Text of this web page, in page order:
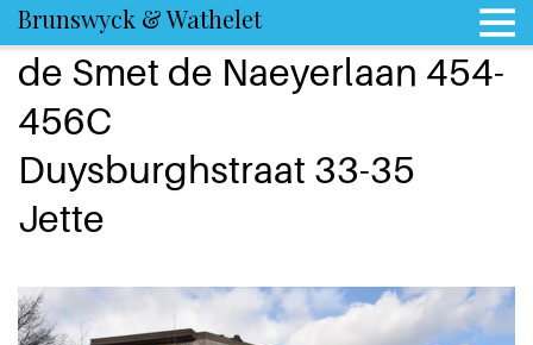
Brunswyck & Wathelet
de Smet de Naeyerlaan 454-
456C
Duysburghstraat 33-35
Jette